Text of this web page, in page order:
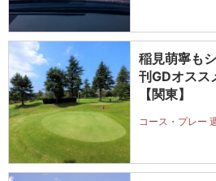
稲見萌寧も
刊GDオスス
【関東】
コース・プレー